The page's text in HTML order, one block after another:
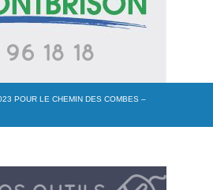
POUR LE CHEMIN DES COMBES –